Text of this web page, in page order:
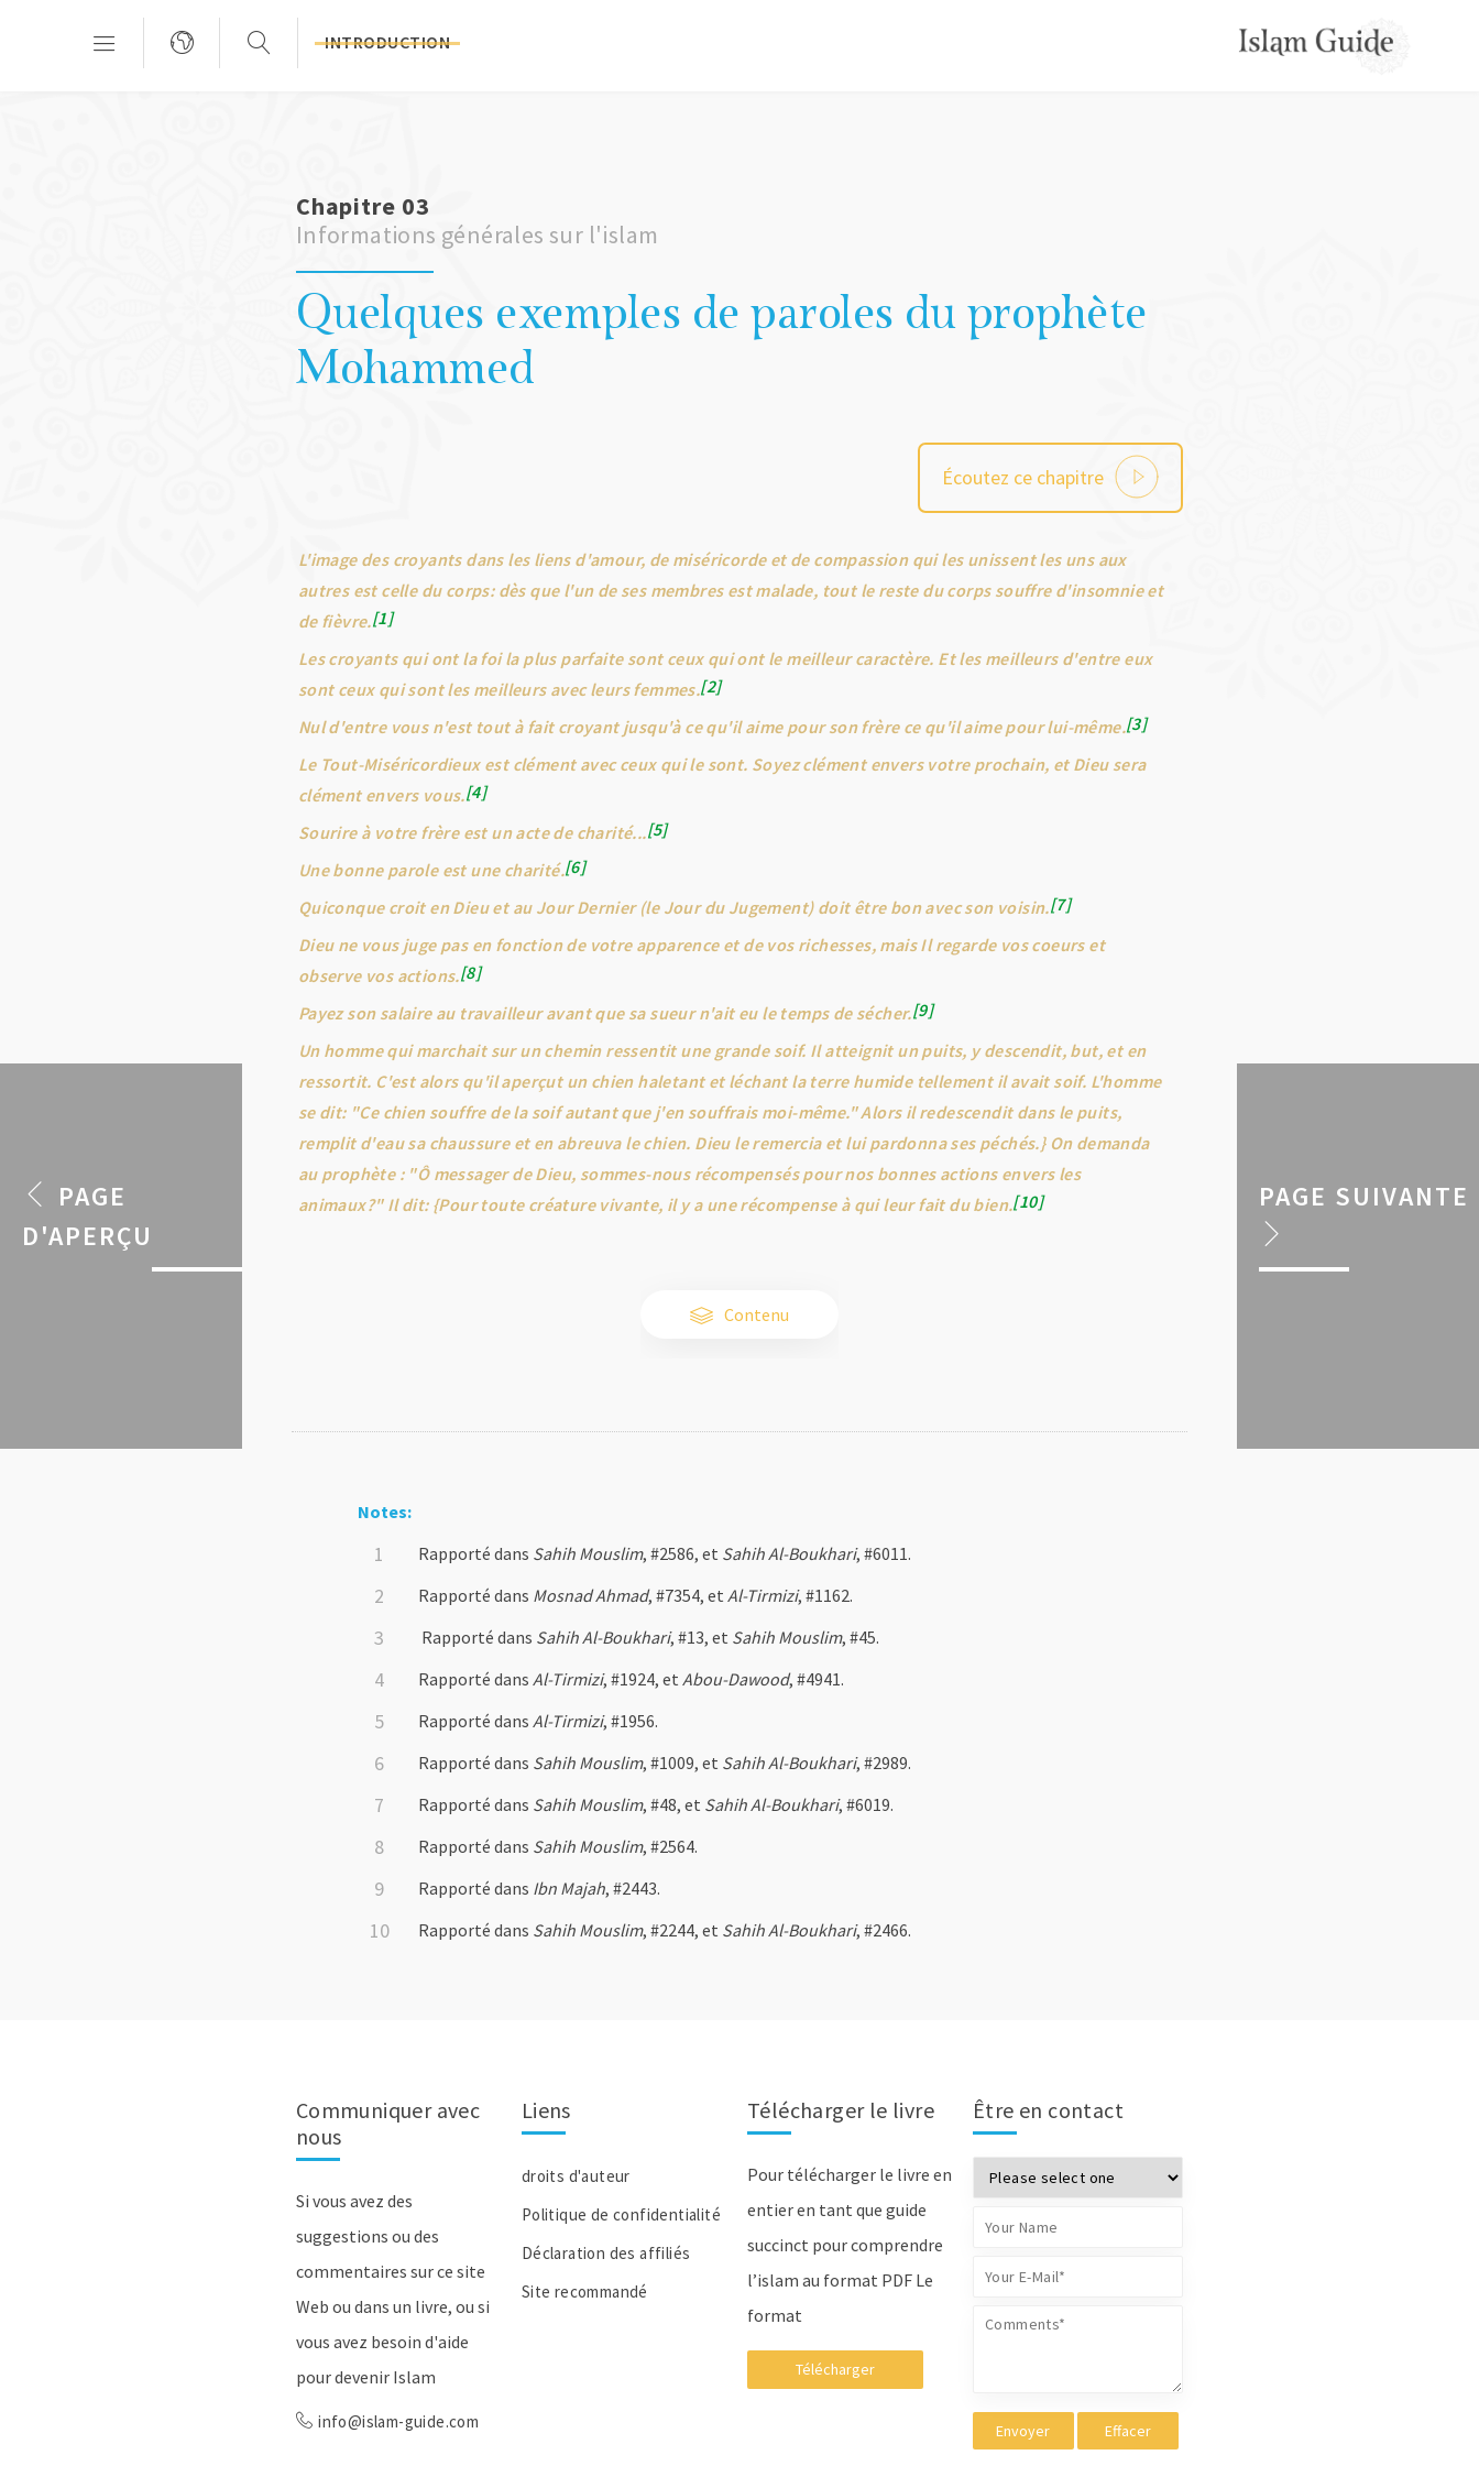
INTRODUCTION
Chapitre 03
Informations générales sur l'islam
Quelques exemples de paroles du prophète
Mohammed
Écoutez ce chapitre
L'image des croyants dans les liens d'amour, de miséricorde et de compassion qui les unissent les uns aux
autres est celle du corps: dès que l'un de ses membres est malade, tout le reste du corps souffre d'insomnie et
de fièvre. 1
Les croyants qui ont la foi la plus parfaite sont ceux qui ont le meilleur caractère. Et les meilleurs d'entre eux
sont ceux qui sont les meilleurs avec leurs femmes. 2
Nul d'entre vous n'est tout à fait croyant jusqu'à ce qu'il aime pour son frère ce qu'il aime pour lui-même. 3
Le Tout-Miséricordieux est clément avec ceux qui le sont. Soyez clément envers votre prochain, et Dieu sera
clément envers vous. 4
Sourire à votre frère est un acte de charité... 5
Une bonne parole est une charité. 6
Quiconque croit en Dieu et au Jour Dernier (le Jour du Jugement) doit être bon avec son voisin. 7
Dieu ne vous juge pas en fonction de votre apparence et de vos richesses, mais Il regarde vos coeurs et
observe vos actions. 8
Payez son salaire au travailleur avant que sa sueur n'ait eu le temps de sécher. 9
Un homme qui marchait sur un chemin ressentit une grande soif. Il atteignit un puits, y descendit, but, et en
ressortit. C'est alors qu'il aperçut un chien haletant et léchant la terre humide tellement il avait soif. L'homme
se dit: "Ce chien souffre de la soif autant que j'en souffrais moi-même." Alors il redescendit dans le puits,
remplit d'eau sa chaussure et en abreuva le chien. Dieu le remercia et lui pardonna ses péchés.} On demanda
au prophète : "Ô messager de Dieu, sommes-nous récompensés pour nos bonnes actions envers les
animaux?" Il dit: {Pour toute créature vivante, il y a une récompense à qui leur fait du bien. 10
Contenu
PAGE
D'APERÇU
PAGE SUIVANTE
Notes:
Rapporté dans Sahih Mouslim, #2586, et Sahih Al-Boukhari, #6011.
Rapporté dans Mosnad Ahmad, #7354, et Al-Tirmizi, #1162.
Rapporté dans Sahih Al-Boukhari, #13, et Sahih Mouslim, #45.
Rapporté dans Al-Tirmizi, #1924, et Abou-Dawood, #4941.
Rapporté dans Al-Tirmizi, #1956.
Rapporté dans Sahih Mouslim, #1009, et Sahih Al-Boukhari, #2989.
Rapporté dans Sahih Mouslim, #48, et Sahih Al-Boukhari, #6019.
Rapporté dans Sahih Mouslim, #2564.
Rapporté dans Ibn Majah, #2443.
Rapporté dans Sahih Mouslim, #2244, et Sahih Al-Boukhari, #2466.
Communiquer avec
nous
Si vous avez des
suggestions ou des
commentaires sur ce site
Web ou dans un livre, ou si
vous avez besoin d'aide
pour devenir Islam
info@islam-guide.com
Liens
droits d'auteur
Politique de confidentialité
Déclaration des affiliés
Site recommandé
Télécharger le livre
Pour télécharger le livre en
entier en tant que guide
succinct pour comprendre
l’islam au format PDF Le
format
Télécharger
Être en contact
Envoyer Effacer